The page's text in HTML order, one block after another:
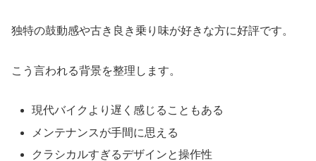
独特の鼓動感や古き良き乗り味が好きな方に好評です。
こう言われる背景を整理します。
現代バイクより遅く感じることもある
メンテナンスが手間に思える
クラシカルすぎるデザインと操作性